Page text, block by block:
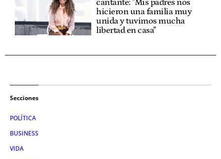
cantante: "Mis padres nos
hicieron una familia muy
unida y tuvimos mucha
libertad en casa"
Secciones
POLÍTICA
BUSINESS
VIDA